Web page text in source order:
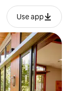
Use app